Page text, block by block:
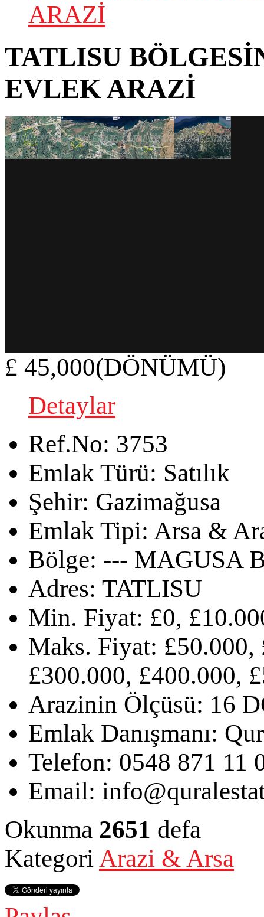
ARAZİ
TATLISU
EVLEK ARAZİ
£ 45,000(DÖNÜMÜ)
Detaylar
Ref.No: 3753
Emlak Türü: Satılık
Şehir: Gazimağusa
Emlak Tipi: Arsa &
Bölge: --- MAGUSA
Adres: TATLISU
Min. Fiyat: £0,
Maks. Fiyat: £50.000,
£300.000, £400.000,
Arazinin Ölçüsü: 16
Emlak Danışmanı:
Telefon: 0548 871 11
Email:
Okunma 2651 defa
Kategori Arazi & Arsa